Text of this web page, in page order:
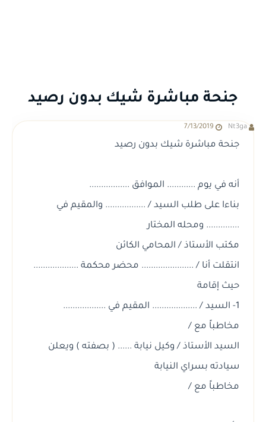
جنحة مباشرة شيك بدون رصيد
Nt3ga
7/13/2019
جنحة مباشرة شيك بدون رصيد
أنه في يوم ............ الموافق .................
بناءا على طلب السيد / ................. والمقيم في
.............. ومحله المختار
مكتب الأستاذ / المحامي الكائن
انتقلت أنا / ...................... محضر محكمة ...................
حيث إقامة
1- السيد / ................... المقيم في ..................
مخاطباً مع /
السيد الأستاذ / وكيل نيابة ...... ( بصفته ) ويعلن
سيادته بسراي النيابة
مخاطباً مع /